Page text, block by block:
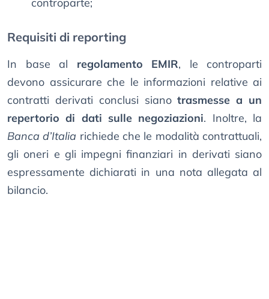
controparte;
Requisiti di reporting
In base al regolamento EMIR, le controparti
devono assicurare che le informazioni relative ai
contratti derivati conclusi sianotrasmesse a un
repertorio di dati sulle negoziazioni. Inoltre, la
Banca d’Italia richiede che le modalità contrattuali,
gli oneri e gli impegni finanziari in derivati siano
espressamente dichiarati in una nota allegata al
bilancio.